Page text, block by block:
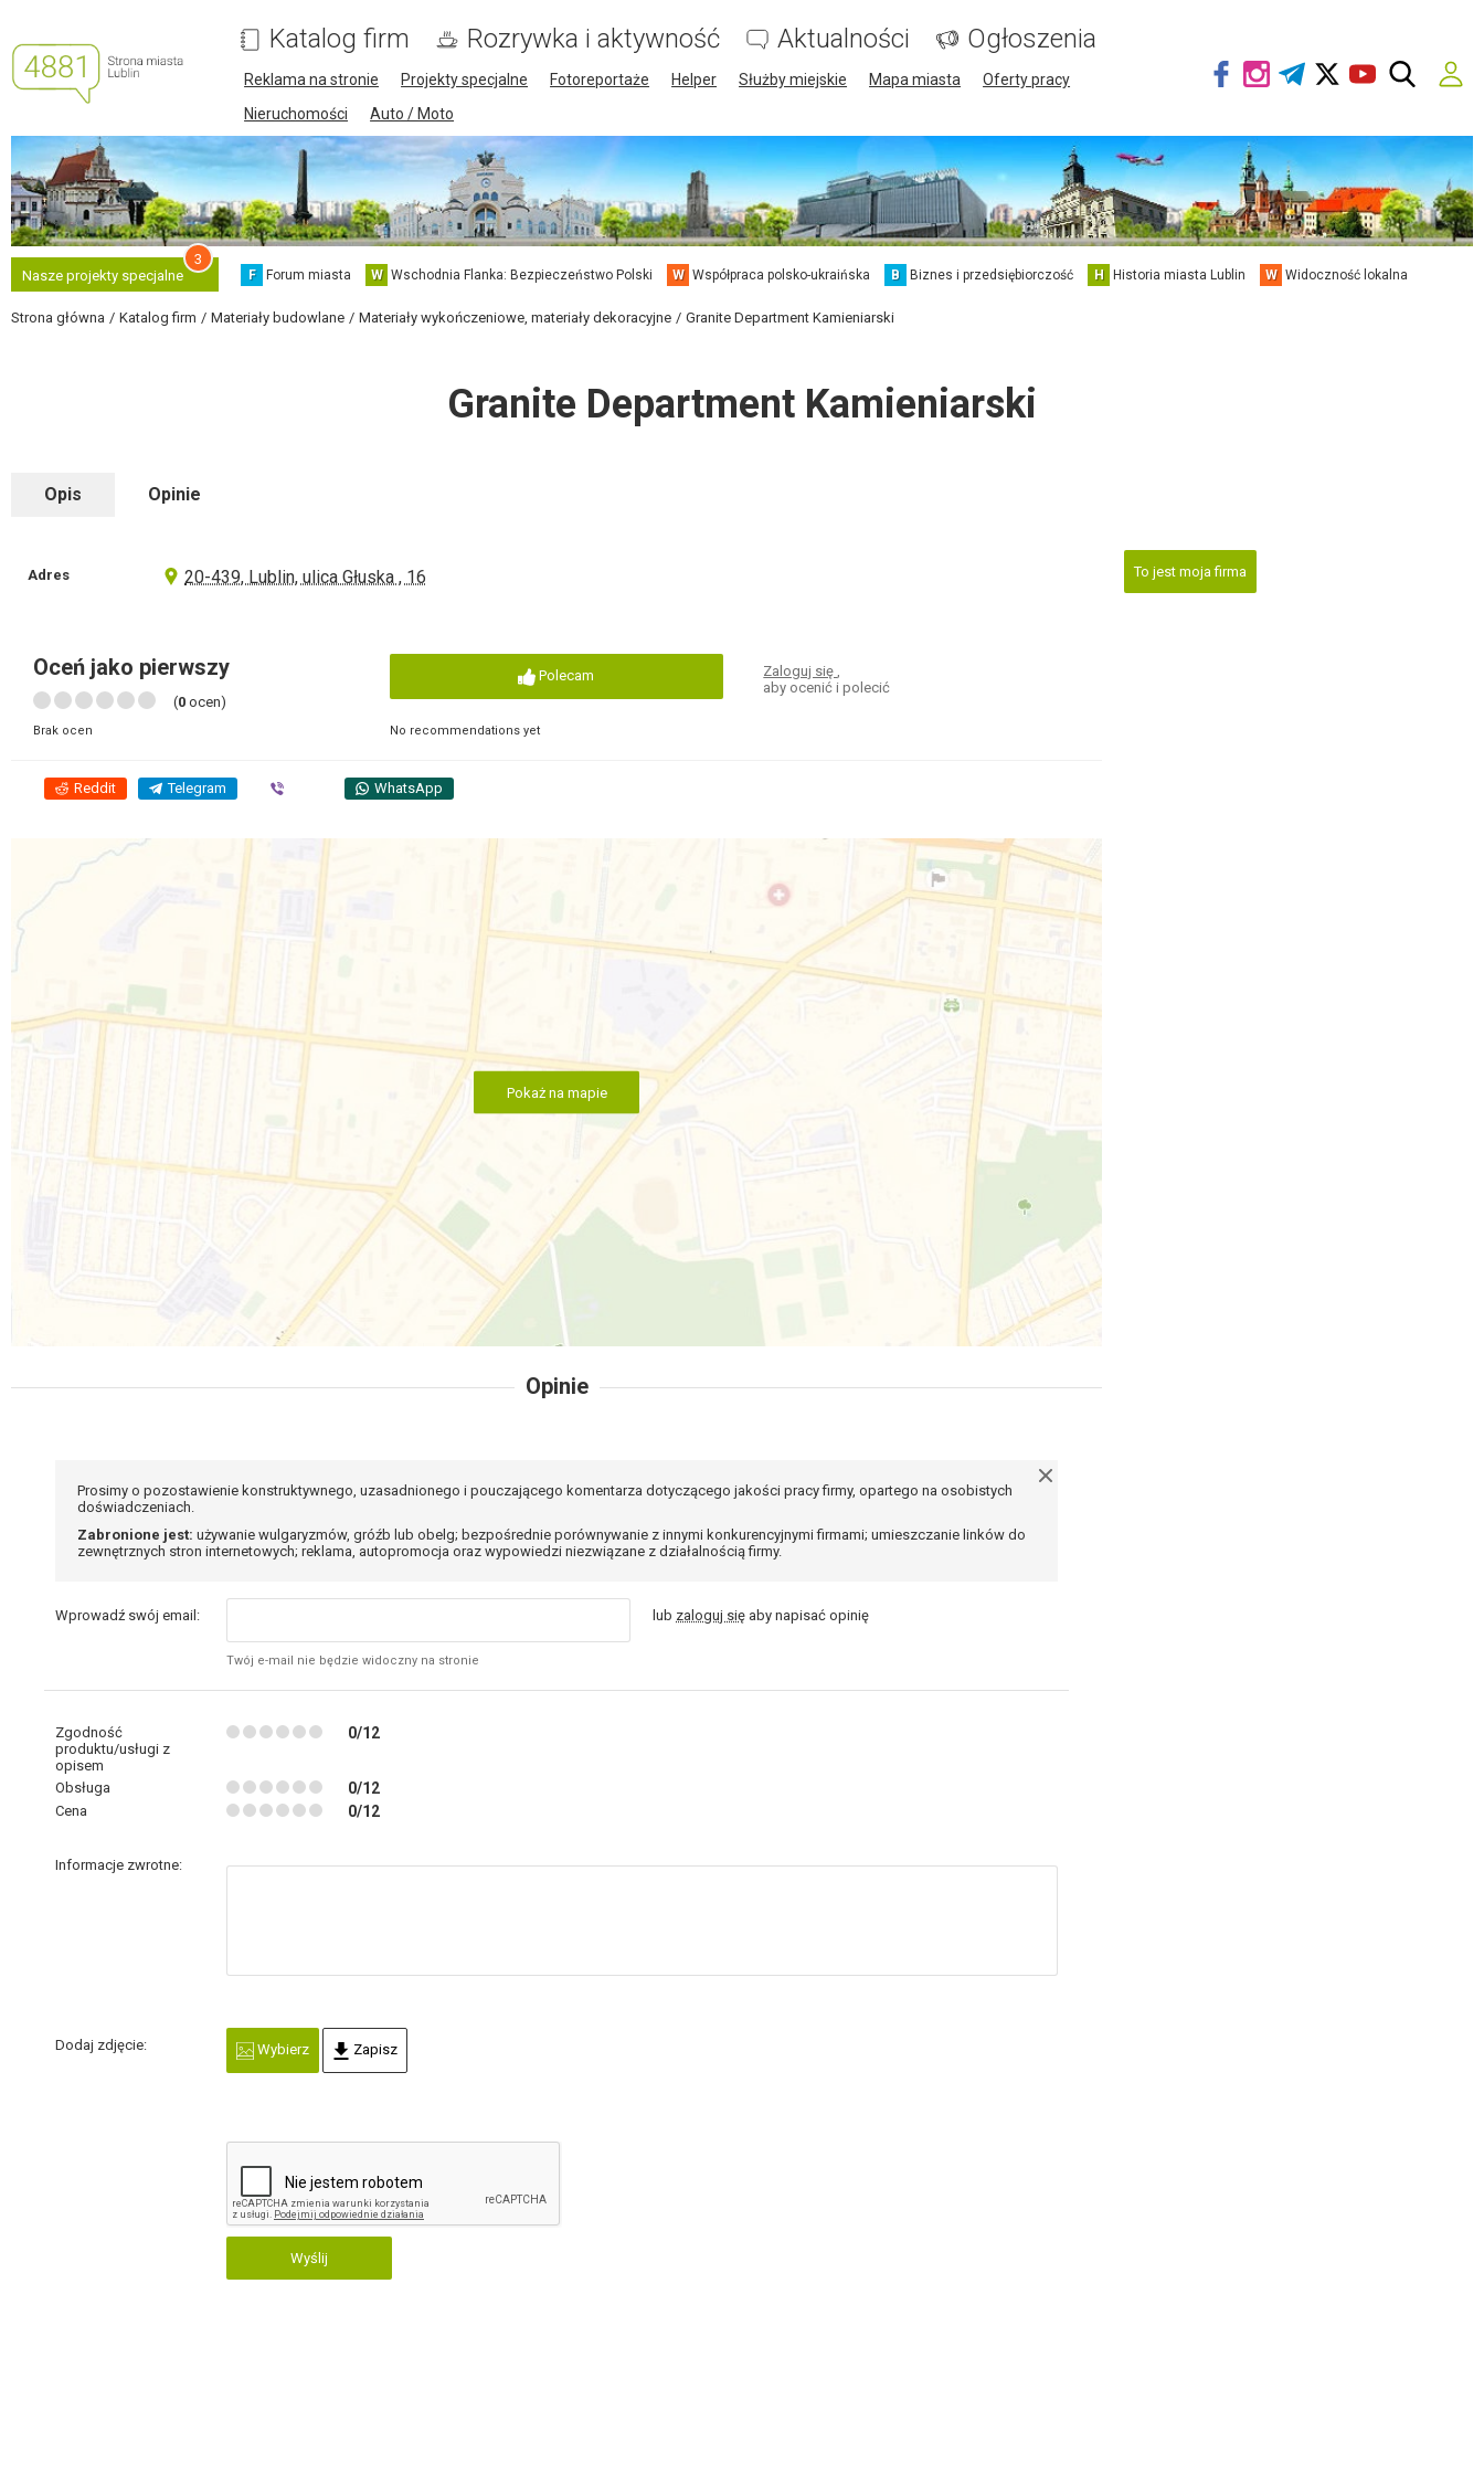
Katalog firm Rozrywka i aktywność Aktualności Ogłoszenia
Reklama na stronie Projekty specjalne Fotoreportaże Helper Służby miejskie Mapa miasta
Oferty pracy
Nieruchomości
Auto / Moto
Nasze projekty specjalne
3
F Forum miasta W Wschodnia Flanka: Bezpieczeństwo Polski W Współpraca polsko-ukraińska B Biznes i przedsiębiorczość H Historia miasta Lublin W Widoczność lokalna
Strona główna Katalog firm Materiały budowlane Materiały wykończeniowe, materiały dekoracyjne Granite Department Kamieniarski
Granite Department Kamieniarski
Opis Opinie
Adres 20-439, Lublin, ulica Głuska , 16
Oceń jako pierwszy
(0 ocen)
Brak ocen
Polecam
No recommendations yet
Zaloguj się,
aby ocenić i polecić
Reddit Telegram WhatsApp
Pokaż na mapie
To jest moja firma
Opinie
Prosimy o pozostawienie konstruktywnego, uzasadnionego i pouczającego komentarza dotyczącego jakości pracy firmy, opartego na osobistych
doświadczeniach.
Zabronione jest: używanie wulgaryzmów, gróźb lub obelg; bezpośrednie porównywanie z innymi konkurencyjnymi firmami; umieszczanie linków do
zewnętrznych stron internetowych; reklama, autopromocja oraz wypowiedzi niezwiązane z działalnością firmy.
Wprowadź swój email:
Twój e-mail nie będzie widoczny na stronie
lub zaloguj się aby napisać opinię
Zgodność
produktu/usługi z
opisem
0/12
Obsługa 0/12
Cena 0/12
Informacje zwrotne:
Dodaj zdjęcie: Wybierz Zapisz
Wyślij